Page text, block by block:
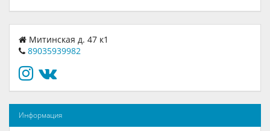
Митинская д. 47 к1
89035939982
Информация